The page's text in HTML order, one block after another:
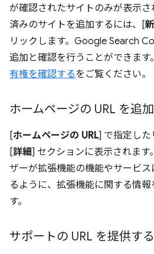
が確認されたサイトのみが表示
済みのサイトを追加するには、[
リックします。Google Search
追加と確認を行うことができます
有権を確認するをご覧ください。
ホームページの URL を追加
[ホームページの URL] で指定した
[詳細] セクションに表示されます
ザーが拡張機能の機能やサービ
るように、拡張機能に関する情
す。
サポートの URL を提供する